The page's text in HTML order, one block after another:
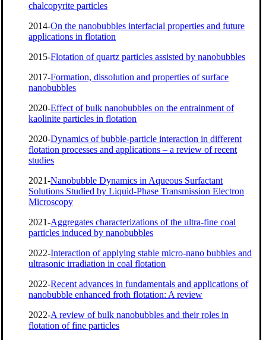
chalcopyrite particles
2014-On the nanobubbles interfacial properties and future
applications in flotation
2015-Flotation of quartz particles assisted by nanobubbles
2017-Formation, dissolution and properties of surface
nanobubbles
2020-Effect of bulk nanobubbles on the entrainment of
kaolinite particles in flotation
2020-Dynamics of bubble-particle interaction in different
flotation processes and applications – a review of recent
studies
2021-Nanobubble Dynamics in Aqueous Surfactant
Solutions Studied by Liquid-Phase Transmission Electron
Microscopy
2021-Aggregates characterizations of the ultra-fine coal
particles induced by nanobubbles
2022-Interaction of applying stable micro-nano bubbles and
ultrasonic irradiation in coal flotation
2022-Recent advances in fundamentals and applications of
nanobubble enhanced froth flotation: A review
2022-A review of bulk nanobubbles and their roles in
flotation of fine particles